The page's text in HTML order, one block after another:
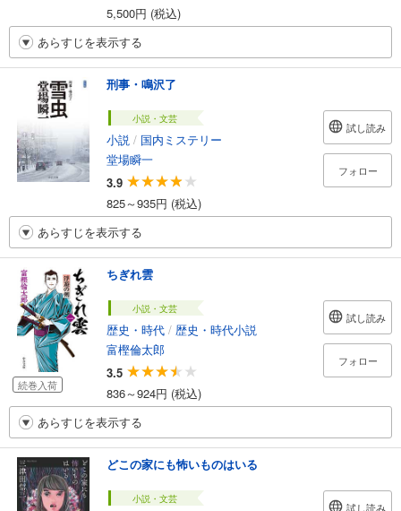
5,500円 (税込)
あらすじを表示する
刑事・鳴沢了
小説・文芸
小説 / 国内ミステリー
堂場瞬一
3.9
825～935円 (税込)
試し読み
フォロー
あらすじを表示する
続巻入荷
ちぎれ雲
小説・文芸
歴史・時代 / 歴史・時代小説
富樫倫太郎
3.5
836～924円 (税込)
試し読み
フォロー
あらすじを表示する
どこの家にも怖いものはいる
小説・文芸
試し読み